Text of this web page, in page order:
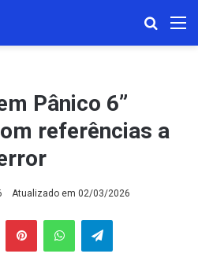
Pânico 6”
referências a
Atualizado em 02/03/2026
PinterestWhatsAppTelegram